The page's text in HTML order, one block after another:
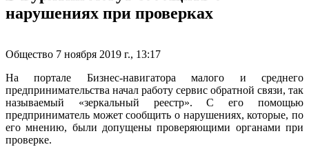
нарушениях при проверках
Общество 7 ноября 2019 г., 13:17
На портале Бизнес-навигатора малого и среднего
предпринимательства начал работу сервис обратной связи, так
называемый «зеркальный реестр». С его помощью
предприниматель может сообщить о нарушениях, которые, по
его мнению, были допущены проверяющими органами при
проверке.